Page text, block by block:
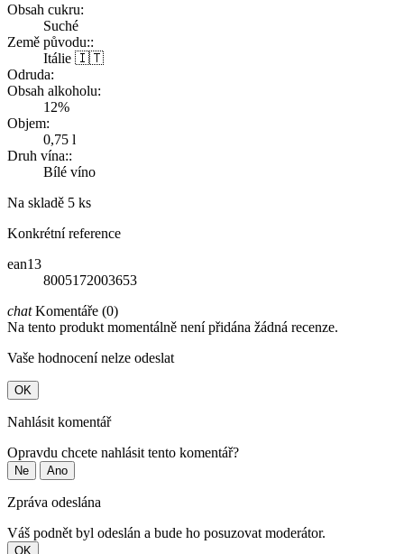
Obsah cukru:
Suché
Země původu::
Itálie 🇮🇹
Odruda:
Obsah alkoholu:
12%
Objem:
0,75 l
Druh vína::
Bílé víno
Na skladě 5 ks
Konkrétní reference
ean13
8005172003653
chatKomentáře (0)
Na tento produkt momentálně není přidána žádná recenze.
Vaše hodnocení nelze odeslat
OK
Nahlásit komentář
Opravdu chcete nahlásit tento komentář?
Ne Ano
Zpráva odeslána
Váš podnět byl odeslán a bude ho posuzovat moderátor.
OK